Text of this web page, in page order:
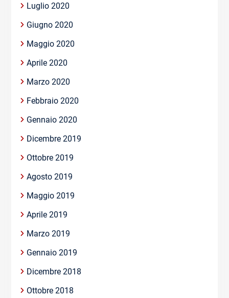
Luglio 2020
Giugno 2020
Maggio 2020
Aprile 2020
Marzo 2020
Febbraio 2020
Gennaio 2020
Dicembre 2019
Ottobre 2019
Agosto 2019
Maggio 2019
Aprile 2019
Marzo 2019
Gennaio 2019
Dicembre 2018
Ottobre 2018